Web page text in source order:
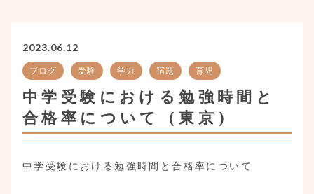
2023.06.12
ブログ 受験 学力 宿題 育児
中学受験における勉強時間と
合格率について（東京）
中学受験における勉強時間と合格率について